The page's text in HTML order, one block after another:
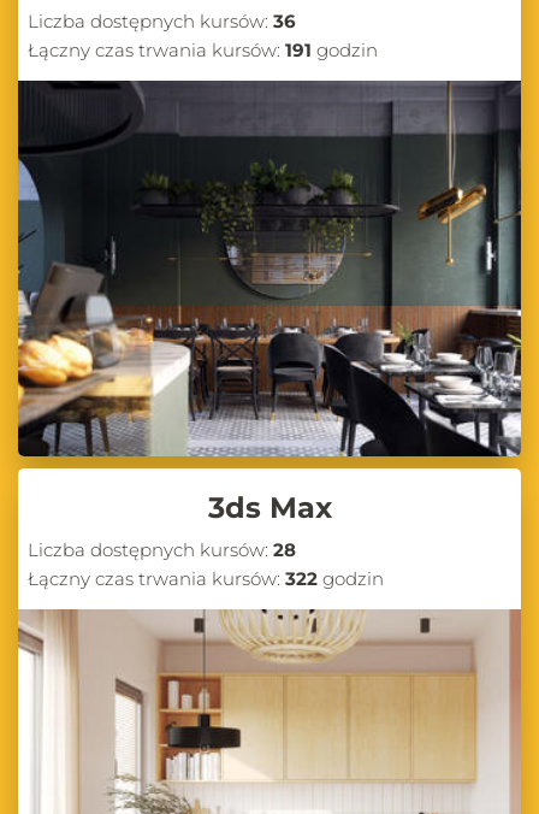
Liczba dostępnych kursów: 36
Łączny czas trwania kursów: 191 godzin
3ds Max
Liczba dostępnych kursów: 28
Łączny czas trwania kursów: 322 godzin